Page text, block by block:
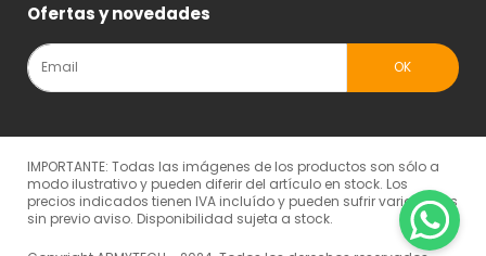
Ofertas y novedades
IMPORTANTE: Todas las imágenes de los productos son sólo a
modo ilustrativo y pueden diferir del artículo en stock. Los
precios indicados tienen IVA incluído y pueden sufrir variaciones
sin previo aviso. Disponibilidad sujeta a stock.